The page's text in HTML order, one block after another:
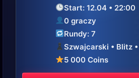
Start: 12.04 • 22:00
0 graczy
Rundy: 7
Szwajcarski • Blitz
5 000 Coins